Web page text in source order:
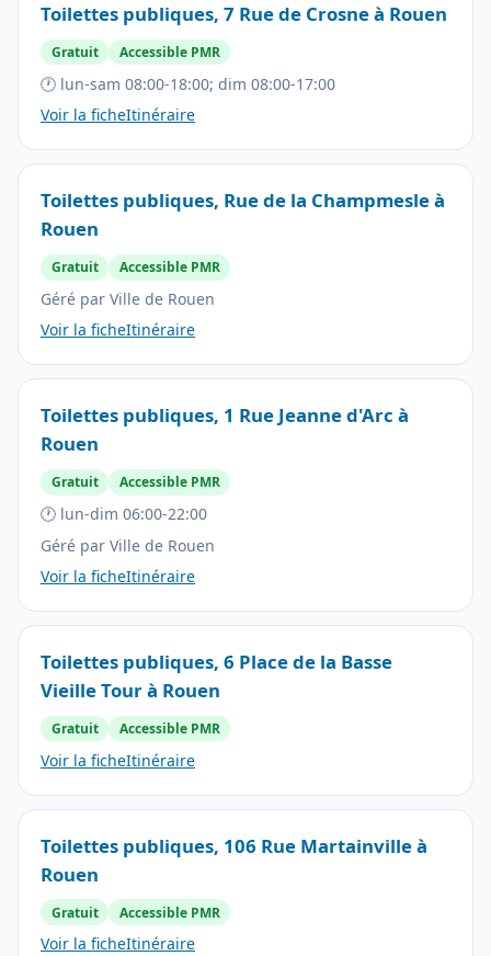
Toilettes publiques, 7 Rue de Crosne à Rouen
Gratuit Accessible PMR
🕐 lun-sam 08:00-18:00; dim 08:00-17:00
Voir la ficheItinéraire
Toilettes publiques, Rue de la Champmesle à
Rouen
Gratuit Accessible PMR
Géré par Ville de Rouen
Voir la ficheItinéraire
Toilettes publiques, 1 Rue Jeanne d'Arc à
Rouen
Gratuit Accessible PMR
🕐 lun-dim 06:00-22:00
Géré par Ville de Rouen
Voir la ficheItinéraire
Toilettes publiques, 6 Place de la Basse
Vieille Tour à Rouen
Gratuit Accessible PMR
Voir la ficheItinéraire
Toilettes publiques, 106 Rue Martainville à
Rouen
Gratuit Accessible PMR
Voir la ficheItinéraire